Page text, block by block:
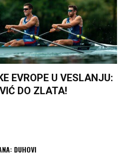
EVROPE U VESLANJU:
DO ZLATA!
DUHOVI